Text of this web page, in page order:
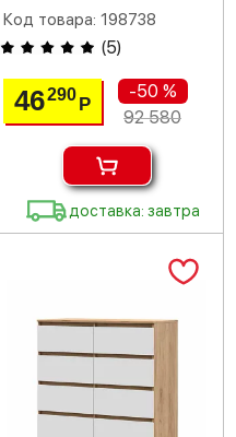
Код товара: 198738
(5)
46290 Р
-50 %
92 580
доставка: завтра